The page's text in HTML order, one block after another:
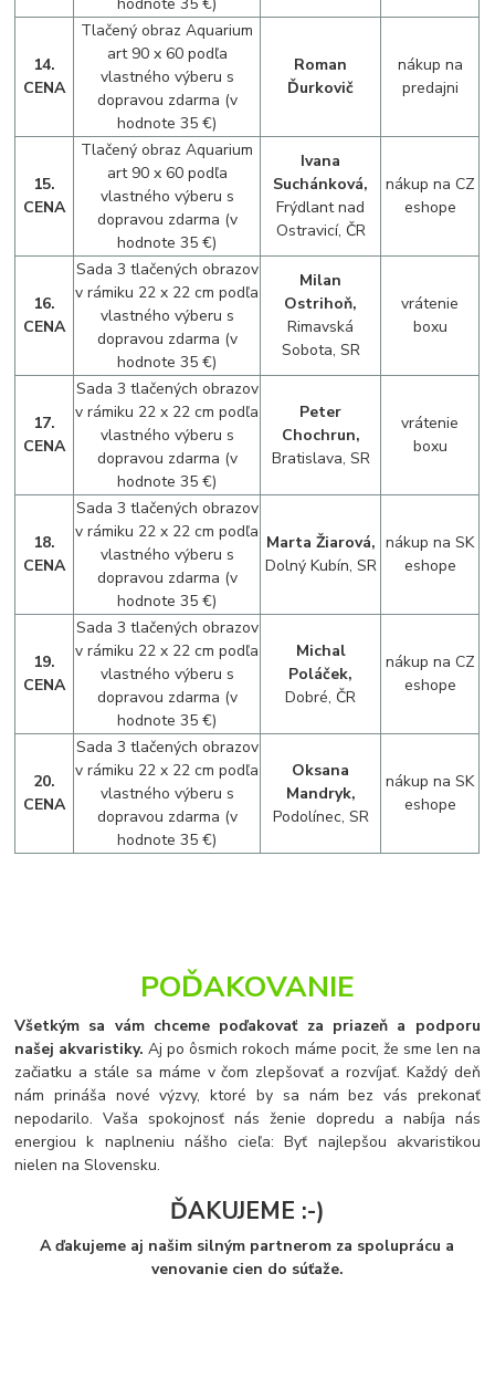
hodnote 35 €)
14.
CENA
Tlačený obraz Aquarium
art 90 x 60 podľa
vlastného výberu s
dopravou zdarma (v
hodnote 35 €)
Roman
Ďurkovič
nákup na
predajni
15.
CENA
Tlačený obraz Aquarium
art 90 x 60 podľa
vlastného výberu s
dopravou zdarma (v
hodnote 35 €)
Ivana
Suchánková,
Frýdlant nad
Ostravicí, ČR
nákup na CZ
eshope
16.
CENA
Sada 3 tlačených obrazov
v rámiku 22 x 22 cm podľa
vlastného výberu s
dopravou zdarma (v
hodnote 35 €)
Milan
Ostrihoň,
Rimavská
Sobota, SR
vrátenie
boxu
17.
CENA
Sada 3 tlačených obrazov
v rámiku 22 x 22 cm podľa
vlastného výberu s
dopravou zdarma (v
hodnote 35 €)
Peter
Chochrun,
Bratislava, SR
vrátenie
boxu
18.
CENA
Sada 3 tlačených obrazov
v rámiku 22 x 22 cm podľa
vlastného výberu s
dopravou zdarma (v
hodnote 35 €)
Marta Žiarová,
Dolný Kubín, SR
nákup na SK
eshope
19.
CENA
Sada 3 tlačených obrazov
v rámiku 22 x 22 cm podľa
vlastného výberu s
dopravou zdarma (v
hodnote 35 €)
Michal
Poláček,
Dobré, ČR
nákup na CZ
eshope
20.
CENA
Sada 3 tlačených obrazov
v rámiku 22 x 22 cm podľa
vlastného výberu s
dopravou zdarma (v
hodnote 35 €)
Oksana
Mandryk,
Podolínec, SR
nákup na SK
eshope
POĎAKOVANIE
Všetkým sa vám chceme poďakovať za priazeň a podporu
našej akvaristiky.Aj po ôsmich rokoch máme pocit, že sme len na
začiatku a stále sa máme v čom zlepšovať a rozvíjať. Každý deň
nám prináša nové výzvy, ktoré by sa nám bez vás prekonať
nepodarilo. Vaša spokojnosť nás ženie dopredu a nabíja nás
energiou k naplneniu nášho cieľa: Byť najlepšou akvaristikou
nielen na Slovensku.
ĎAKUJEME :-)
A ďakujeme aj našim silným partnerom za spoluprácu a
venovanie cien do súťaže.